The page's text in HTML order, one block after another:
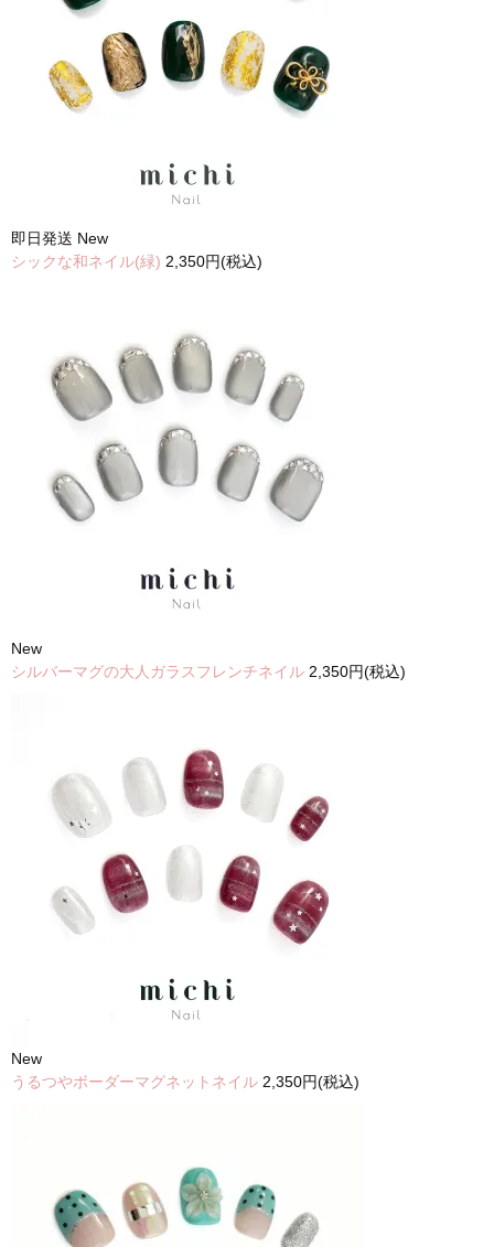
即日発送 New
シックな和ネイル(緑) 2,350円(税込)
New
シルバーマグの大人ガラスフレンチネイル 2,350円(税込)
New
うるつやボーダーマグネットネイル 2,350円(税込)